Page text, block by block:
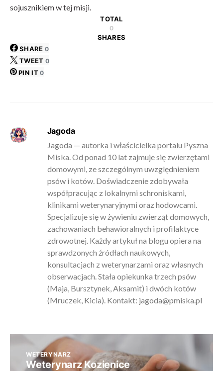
sojusznikiem w tej misji.
TOTAL
0
SHARES
SHARE 0
TWEET 0
PIN IT 0
Jagoda
Jagoda — autorka i właścicielka portalu Pyszna
Miska. Od ponad 10 lat zajmuje się zwierzętami
domowymi, ze szczególnym uwzględnieniem
psów i kotów. Doświadczenie zdobywała
współpracując z lokalnymi schroniskami,
klinikami weterynaryjnymi oraz hodowcami.
Specjalizuje się w żywieniu zwierząt domowych,
zachowaniach behawioralnych i profilaktyce
zdrowotnej. Każdy artykuł na blogu opiera na
sprawdzonych źródłach naukowych,
konsultacjach z weterynarzami oraz własnych
obserwacjach. Stała opiekunka trzech psów
(Maja, Bursztynek, Aksamit) i dwóch kotów
(Mruczek, Kicia). Kontakt: jagoda@pmiska.pl
WETERYNARZ
Weterynarz Kozienice